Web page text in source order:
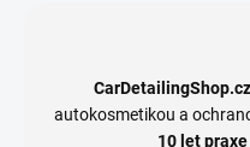
CarDetailingShop.cz
autokosmetikou a
10 let